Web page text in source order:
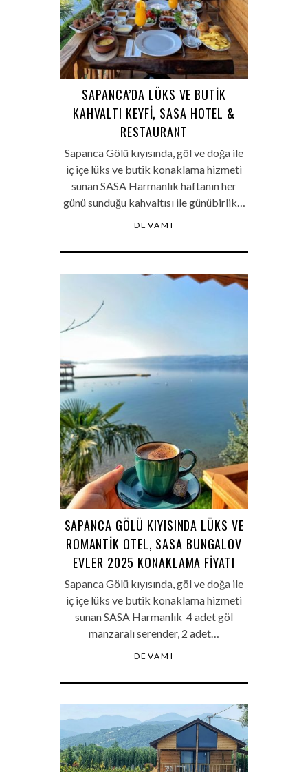
SAPANCA’DA LÜKS VE BUTIK
KAHVALTI KEYFI, SASA HOTEL &
RESTAURANT
Sapanca Gölü kıyısında, göl ve doğa ile
iç içe lüks ve butik konaklama hizmeti
sunan SASA Harmanlık haftanın her
günü sunduğu kahvaltısı ile günübirlik…
DEVAMI
SAPANCA GÖLÜ KIYISINDA LÜKS VE
ROMANTIK OTEL, SASA BUNGALOV
EVLER 2025 KONAKLAMA FIYATI
Sapanca Gölü kıyısında, göl ve doğa ile
iç içe lüks ve butik konaklama hizmeti
sunan SASA Harmanlık 4 adet göl
manzaralı serender, 2 adet…
DEVAMI